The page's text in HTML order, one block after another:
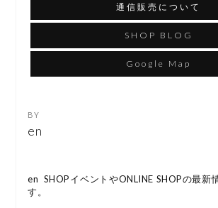
通信販売について
SHOP BLOG
Google Map
en
en SHOPイベントやONLINE SHOPの最新
す。